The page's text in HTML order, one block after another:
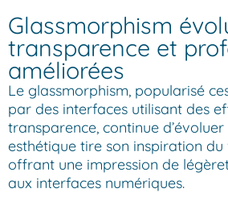
Glassmorphism
transparence et
améliorées
Le glassmorphism, popularisé
par des interfaces utilisant des
transparence, continue
esthétique tire son inspiration
offrant une impression de
aux interfaces numériques.